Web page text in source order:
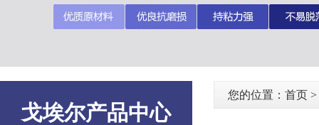
戈埃尔产品中心
您的位置： 首页 >